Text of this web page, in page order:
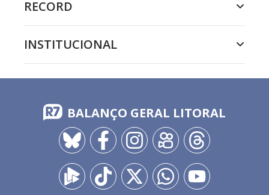
RECORD
INSTITUCIONAL
BALANÇO GERAL LITORAL